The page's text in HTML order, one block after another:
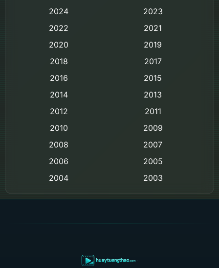
2024
2023
2022
2021
2020
2019
2018
2017
2016
2015
2014
2013
2012
2011
2010
2009
2008
2007
2006
2005
2004
2003
2002
2000